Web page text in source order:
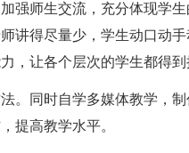
强师生交流，充分体现学
讲得尽量少，学生动口动手
，让各个层次的学生都得到
。同时自学多媒体教学，制
提高教学水平。